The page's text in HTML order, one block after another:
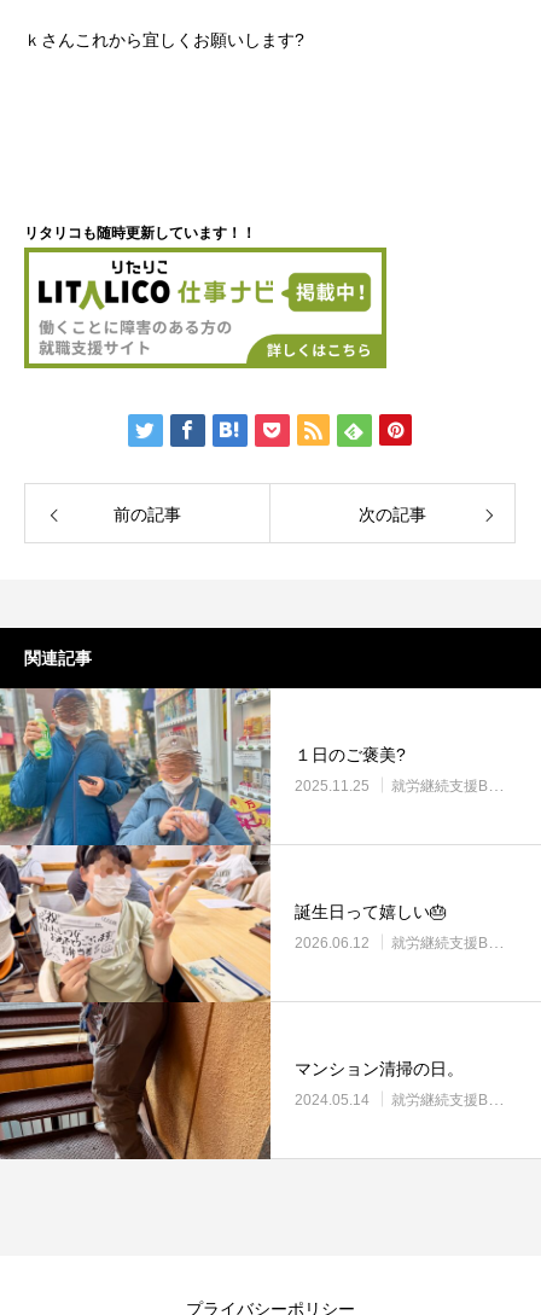
ｋさんこれから宜しくお願いします?
リタリコも随時更新しています！！
前の記事 次の記事
関連記事
１日のご褒美?
2025.11.25 就労継続支援B型・ニコサービス
誕生日って嬉しい🎂
2026.06.12 就労継続支援B型・ニコサービス
マンション清掃の日。
2024.05.14 就労継続支援B型・ニコサービス
プライバシーポリシー